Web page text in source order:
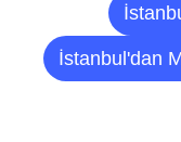
İstanbul'dan